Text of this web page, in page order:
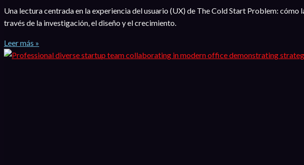
Una lectura centrada en la experiencia del usuario (UX) de The Cold Start Problem:
través de la investigación, el diseño y el crecimiento.
Leer más »